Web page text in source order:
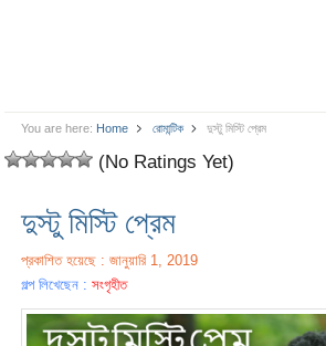
You are here: Home রোমান্টিক দুস্টু মিস্টি প্রেম
(No Ratings Yet)
দুস্টু মিস্টি প্রেম
প্রকাশিত হয়েছে : জানুয়ারি 1, 2019
গল্প লিখেছেন :সংগৃহীত